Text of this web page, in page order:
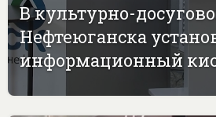
В культурно-
Нефтеюганска
информационный